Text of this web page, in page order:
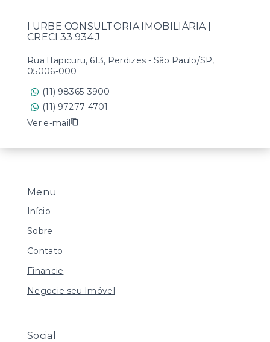
Menu
Início
Sobre
Contato
Financie
Negocie seu Imóvel
Social
I URBE CONSULTORIA IMOBILIÁRIA |
CRECI 33.934 J
Rua Itapicuru, 613, Perdizes - São Paulo/SP,
05006-000
(11) 98365-3900
(11) 97277-4701
Ver e-mail